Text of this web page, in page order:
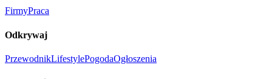
FirmyPraca
Odkrywaj
PrzewodnikLifestylePogodaOgłoszenia